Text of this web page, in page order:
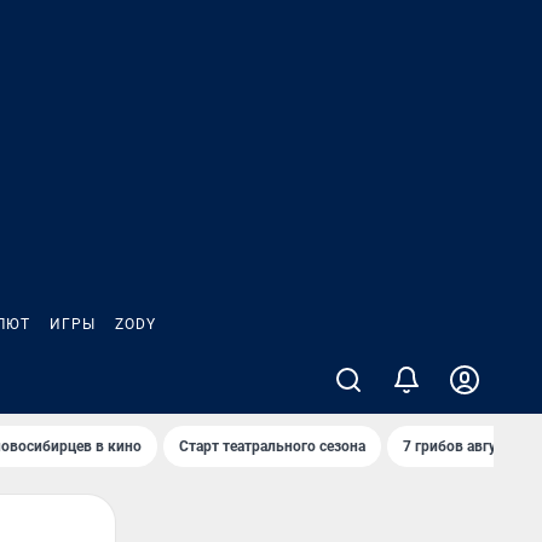
ИГРЫ ZODY
в кино Старт театрального сезона 7 грибов августа